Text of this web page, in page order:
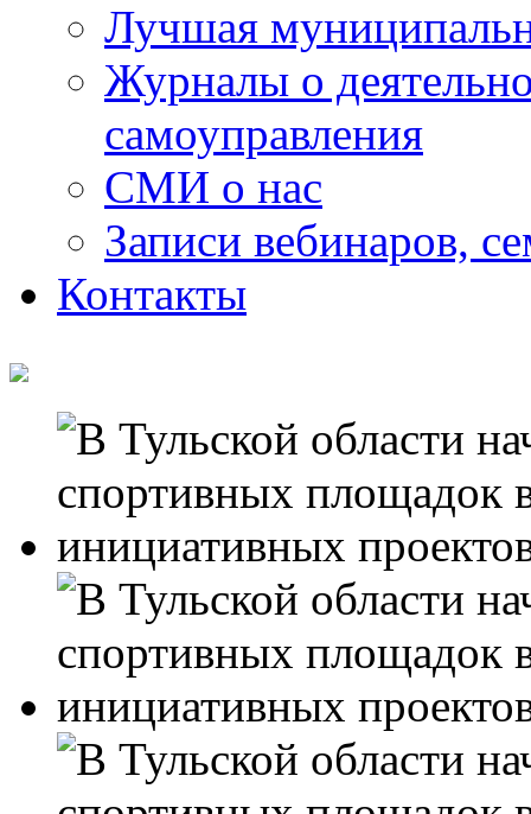
Лучшая
Журналы о
самоуправления
СМИ о нас
Записи вебинаров,
Контакты